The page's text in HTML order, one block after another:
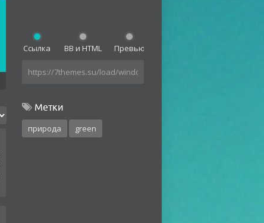
Ссылка BB и HTML Превью
Метки
природа green